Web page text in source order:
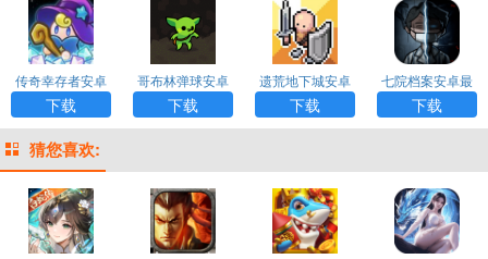
pp下载
p下载
传奇幸存者安卓
破解版app下载
下载
哥布林弹球安卓
破解版（Pegli
n）app下载
下载
遗荒地下城安卓
破解版app下载
下载
七院档案安卓最
新破解版app下
载
下载
猜您喜欢: